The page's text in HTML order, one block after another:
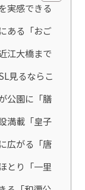
実感できる
ある「おご
江大橋まで
見るならこ
公園に「膳
満載「皇子
広がる「唐
とり「一里